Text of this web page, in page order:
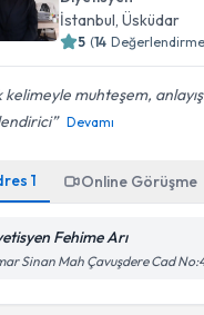
İstanbul , Üsküdar
5 (14
kelimeyle muhteşem,
Devamı
1 Online Görüşme
Fehime Arı
Sinan Mah Çavuşdere Cad